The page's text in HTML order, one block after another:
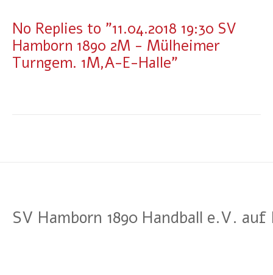
No Replies to "11.04.2018 19:30 SV
Hamborn 1890 2M - Mülheimer
Turngem. 1M,A-E-Halle"
SV Hamborn 1890 Handball e.V.